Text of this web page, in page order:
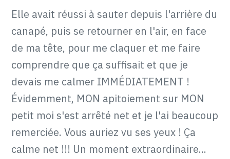
Elle avait réussi à sauter depuis l'arrière du
canapé, puis se retourner en l'air, en face
de ma tête, pour me claquer et me faire
comprendre que ça suffisait et que je
devais me calmer IMMÉDIATEMENT !
Évidemment, MON apitoiement sur MON
petit moi s'est arrêté net et je l'ai beaucoup
remerciée. Vous auriez vu ses yeux ! Ça
calme net !!! Un moment extraordinaire...